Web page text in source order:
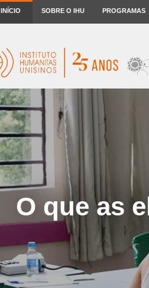
INÍCIO SOBRE O IHU PROGRAMAS
O que as